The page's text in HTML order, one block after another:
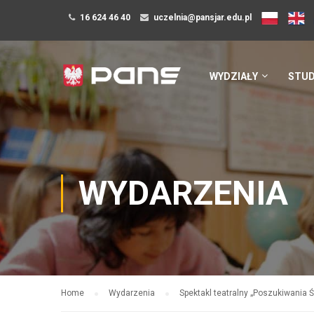
16 624 46 40 uczelnia@pansjar.edu.pl
WYDZIAŁY
WYDARZENIA
Home Wydarzenia Spektakl teatralny „Poszukiwania